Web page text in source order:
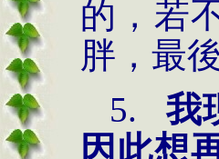
的，若
胖，最
5.
我
因此想